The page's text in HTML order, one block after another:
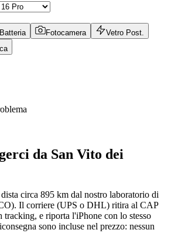
Batteria Fotocamera
Vetro Post.
da San Vito dei
circa 895 km dal nostro laboratorio di
Il corriere (UPS o DHL) ritira al CAP
tracking, e riporta l'iPhone con lo stesso
sono incluse nel prezzo: nessun